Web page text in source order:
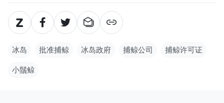
冰岛 批准捕鲸 冰岛政府 捕鲸公司 捕鲸许可证
小鬚鲸